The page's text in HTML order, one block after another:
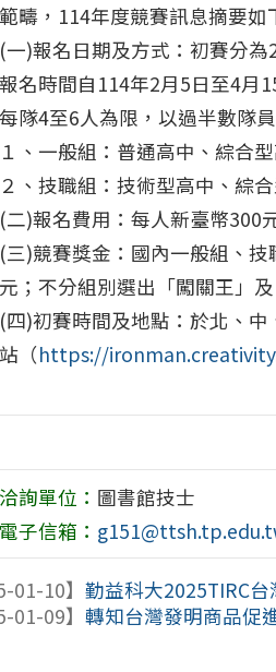
範疇，114年度競賽訊息摘要如
(一)報名日期及方式：初賽分
報名時間自114年2月5日至4月
每隊4至6人為限，以過半數隊
１、一般組：普通高中、綜合
２、技職組：技術型高中、綜
(二)報名費用：每人新臺幣300
(三)競賽獎金：國內一般組、
元；不分組別選出「闖關王」
(四)初賽時間及地點：於北、
站（https://
洽詢單位： 圖書館技士
電子信箱：
01-10】勤益科大2025TIRC
01-09】轉知台灣發明商品促